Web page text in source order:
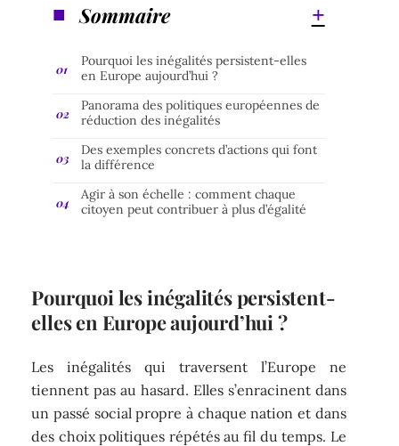
Sommaire
Pourquoi les inégalités persistent-elles
en Europe aujourd’hui ?
Panorama des politiques européennes de
réduction des inégalités
Des exemples concrets d’actions qui font
la différence
Agir à son échelle : comment chaque
citoyen peut contribuer à plus d’égalité
Pourquoi les inégalités persistent-
elles en Europe aujourd’hui ?
Les inégalités qui traversent l’Europe ne
tiennent pas au hasard. Elles s’enracinent dans
un passé social propre à chaque nation et dans
des choix politiques répétés au fil du temps. Le